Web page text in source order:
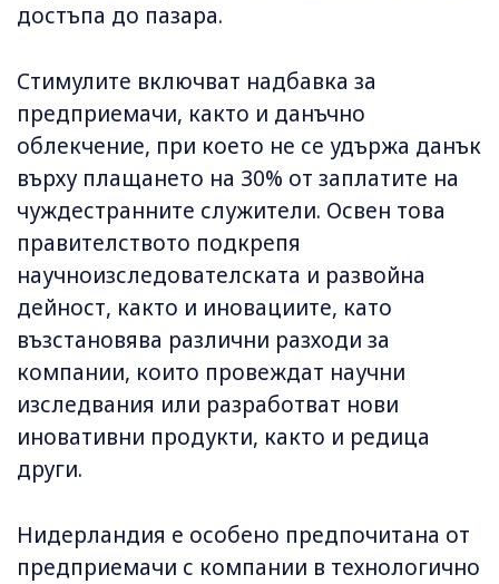
достъпа до пазара.
Стимулите включват надбавка за
предприемачи, както и данъчно
облекчение, при което не се удържа данък
върху плащането на 30% от заплатите на
чуждестранните служители. Освен това
правителството подкрепя
научноизследователската и развойна
дейност, както и иновациите, като
възстановява различни разходи за
компании, които провеждат научни
изследвания или разработват нови
иновативни продукти, както и редица
други.
Нидерландия е особено предпочитана от
предприемачи с компании в технологично